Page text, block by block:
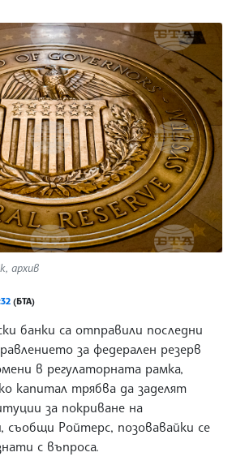
архив
(БТА)
банки са отправили последни
за федерален резерв
в регулаторната рамка,
капитал трябва да заделят
за покриване на
съобщи Ройтерс, позовавайки се
с въпроса.